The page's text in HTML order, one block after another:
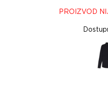
PROIZVOD